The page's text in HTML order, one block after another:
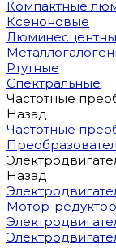
Компактные
Ксеноновые
Ртутные
Спектральные
Частотные
Назад
Частотные
Назад
Мотор-